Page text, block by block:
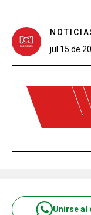
jul 15 de
Unirse al